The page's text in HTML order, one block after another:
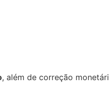
, além de correção